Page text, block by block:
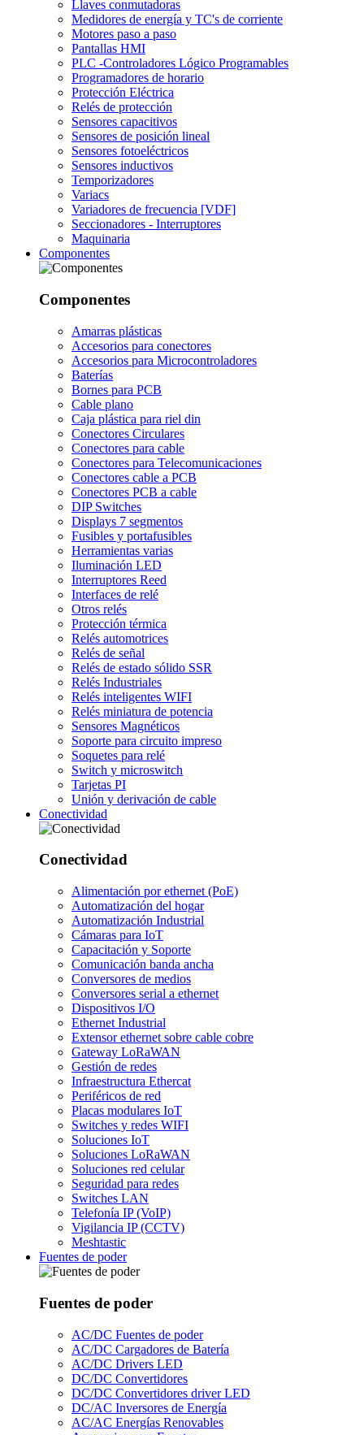
Llaves conmutadoras
Medidores de energía y TC's de corriente
Motores paso a paso
Pantallas HMI
PLC -Controladores Lógico Programables
Programadores de horario
Protección Eléctrica
Relés de protección
Sensores capacitivos
Sensores de posición lineal
Sensores fotoeléctricos
Sensores inductivos
Temporizadores
Variacs
Variadores de frecuencia [VDF]
Seccionadores - Interruptores
Maquinaria
Componentes
Componentes
Amarras plásticas
Accesorios para conectores
Accesorios para Microcontroladores
Baterías
Bornes para PCB
Cable plano
Caja plástica para riel din
Conectores Circulares
Conectores para cable
Conectores para Telecomunicaciones
Conectores cable a PCB
Conectores PCB a cable
DIP Switches
Displays 7 segmentos
Fusibles y portafusibles
Herramientas varias
Iluminación LED
Interruptores Reed
Interfaces de relé
Otros relés
Protección térmica
Relés automotrices
Relés de señal
Relés de estado sólido SSR
Relés Industriales
Relés inteligentes WIFI
Relés miniatura de potencia
Sensores Magnéticos
Soporte para circuito impreso
Soquetes para relé
Switch y microswitch
Tarjetas PI
Unión y derivación de cable
Conectividad
Conectividad
Alimentación por ethernet (PoE)
Automatización del hogar
Automatización Industrial
Cámaras para IoT
Capacitación y Soporte
Comunicación banda ancha
Conversores de medios
Conversores serial a ethernet
Dispositivos I/O
Ethernet Industrial
Extensor ethernet sobre cable cobre
Gateway LoRaWAN
Gestión de redes
Infraestructura Ethercat
Periféricos de red
Placas modulares IoT
Switches y redes WIFI
Soluciones IoT
Soluciones LoRaWAN
Soluciones red celular
Seguridad para redes
Switches LAN
Telefonía IP (VoIP)
Vigilancia IP (CCTV)
Meshtastic
Fuentes de poder
Fuentes de poder
AC/DC Fuentes de poder
AC/DC Cargadores de Batería
AC/DC Drivers LED
DC/DC Convertidores
DC/DC Convertidores driver LED
DC/AC Inversores de Energía
AC/AC Energías Renovables